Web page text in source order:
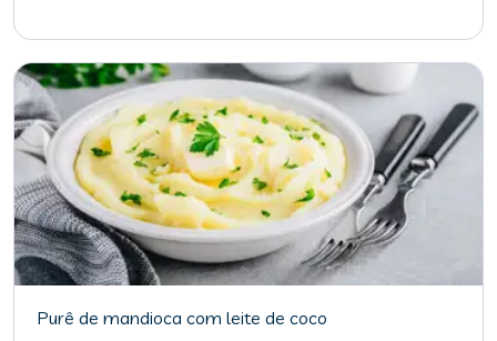
Purê de mandioca com leite de coco